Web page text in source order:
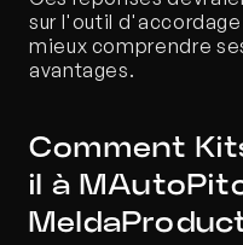
sur l'outil
mieux comprendre
avantages.
Comment
il à